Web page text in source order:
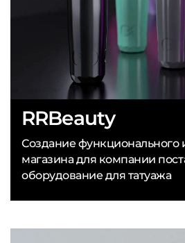
RRBeauty
Создание функционального
магазина для компании
оборудование для татуажа